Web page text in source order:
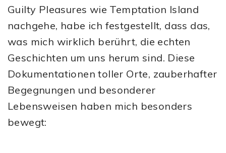
Guilty Pleasures wie Temptation Island
nachgehe, habe ich festgestellt, dass das,
was mich wirklich berührt, die echten
Geschichten um uns herum sind. Diese
Dokumentationen toller Orte, zauberhafter
Begegnungen und besonderer
Lebensweisen haben mich besonders
bewegt: